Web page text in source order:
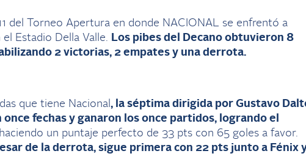
del Torneo Apertura en donde NACIONAL se enfrentó a
Estadio Della Valle. Los pibes del Decano obtuvieron 8
2 victorias, 2 empates y una derrota.
que tiene Nacional , la séptima dirigida por Gustavo
fechas y ganaron los once partidos, logrando el
un puntaje perfecto de 33 pts con 65 goles a favor.
de la derrota, sigue primera con 22 pts junto a Fénix